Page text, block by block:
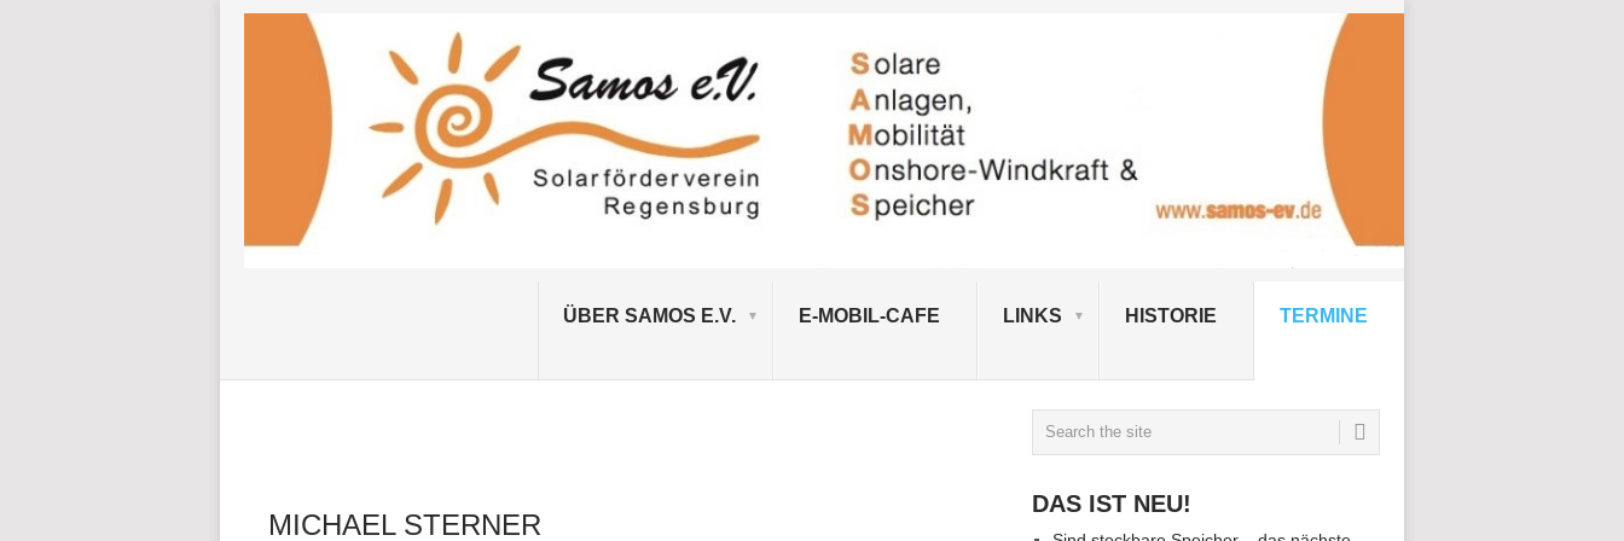
ÜBER SAMOS E.V. E-MOBIL-CAFE LINKS HISTORIE TERMINE
MICHAEL STERNER
DAS IST NEU!